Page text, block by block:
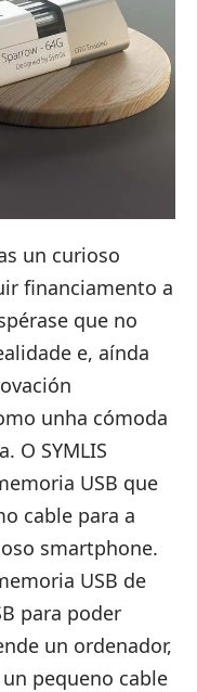
un curioso
financiamento a
que no
e, aínda
unha cómoda
O SYMLIS
USB que
cable para a
smartphone.
USB de
para poder
un ordenador,
pequeno cable